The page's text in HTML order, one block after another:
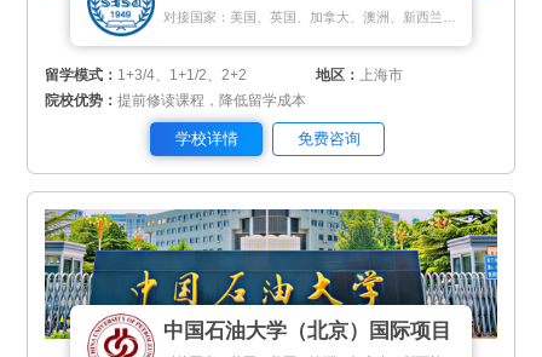
留学模式： 1+3/4、1+1/2、2+2 地区：
上海市
院校优势：提前修读课程，降低留学成本
学校详情 免费咨询
中国石油大学（北京）国际项目